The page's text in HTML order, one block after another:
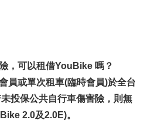
，可以租借YouBike 嗎？
員或單次租車(臨時會員)於全台
投保公共自行車傷害險，則無
2.0及2.0E)。